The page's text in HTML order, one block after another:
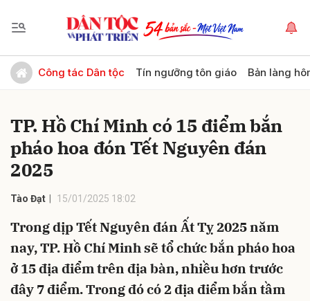
Công tác Dân tộc Tín ngưỡng tôn giáo Bản làng
TP. Hồ Chí Minh có 15 điểm bắn
pháo hoa đón Tết Nguyên đán
2025
Tào Đạt 15/01/2025 18:02
Trong dịp Tết Nguyên đán Ất Tỵ 2025 năm
nay, TP. Hồ Chí Minh sẽ tổ chức bắn pháo hoa
ở 15 địa điểm trên địa bàn, nhiều hơn trước
đây 7 điểm. Trong đó có 2 địa điểm bắn tầm
Gửi bình luận